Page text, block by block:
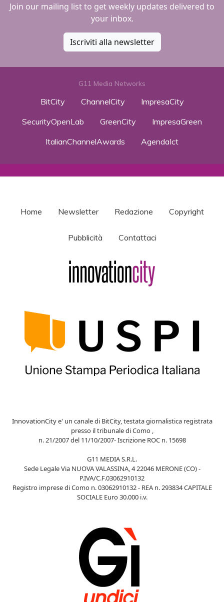
Join our mailing list to get weekly updates delivered to
your inbox.
Iscriviti alla newsletter
G11 Media Networks
BitCity ChannelCity
ImpresaCity
SecurityOpenLab
GreenCity
ImpresaGreen
ItalianChannelAwards
AgendaIct
Home Newsletter Redazione Copyright
Pubblicità Contattaci
InnovationCity e' un canale di BitCity, testata giornalistica registrata
presso il tribunale di Como ,
n. 21/2007 del 11/10/2007- Iscrizione ROC n. 15698
G11 MEDIA S.R.L.
Sede Legale Via NUOVA VALASSINA, 4 22046 MERONE (CO) -
P.IVA/C.F.03062910132
Registro imprese di Como n. 03062910132 - REA n. 293834 CAPITALE
SOCIALE Euro 30.000 i.v.